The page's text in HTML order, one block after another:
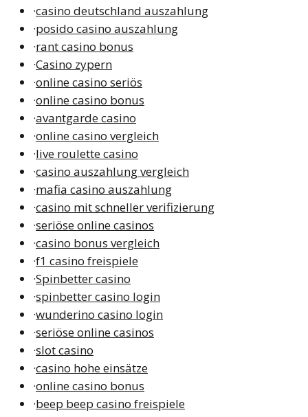
·casino deutschland auszahlung
·posido casino auszahlung
·rant casino bonus
·Casino zypern
·online casino seriös
·online casino bonus
·avantgarde casino
·online casino vergleich
·live roulette casino
·casino auszahlung vergleich
·mafia casino auszahlung
·casino mit schneller verifizierung
·seriöse online casinos
·casino bonus vergleich
·f1 casino freispiele
·Spinbetter casino
·spinbetter casino login
·wunderino casino login
·seriöse online casinos
·slot casino
·casino hohe einsätze
·online casino bonus
·beep beep casino freispiele